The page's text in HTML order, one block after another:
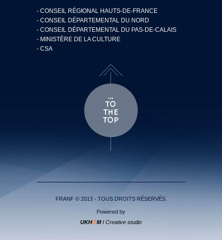
- CONSEIL RÉGIONAL HAUTS-DE-FRANCE
- CONSEIL DÉPARTEMENTAL DU NORD
- CONSEIL DÉPARTEMENTAL DU PAS-DE-CALAIS
- MINISTÈRE DE LA CULTURE
- CSA
FRANF © 2013 - TOUS DROITS RÉSERVÉS.
Powered by
UKHÖMI Creative studio